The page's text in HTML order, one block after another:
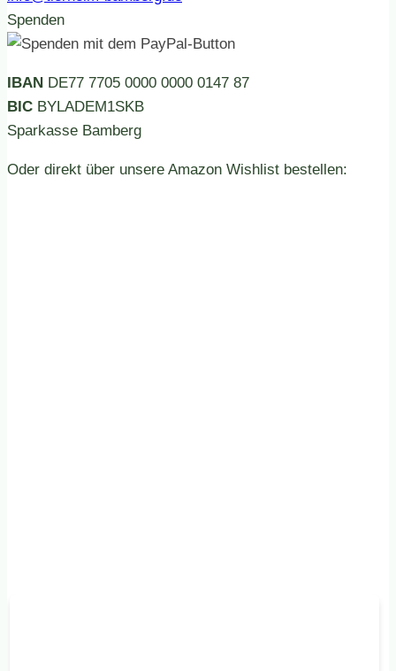
Spenden
IBAN DE77 7705 0000 0000 0147 87
BIC BYLADEM1SKB
Sparkasse Bamberg
Oder direkt über unsere Amazon Wishlist bestellen: